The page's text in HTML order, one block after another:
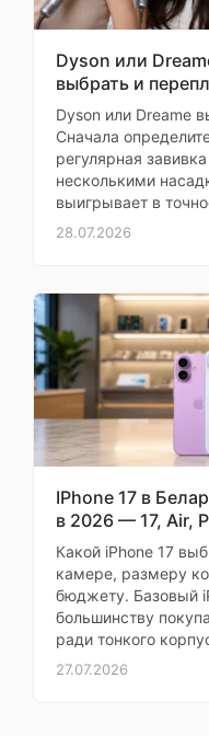
Самовывозе
заранее
Уведомления
Голосовой
помощник
Дистанционное
управление
Оплата часами
Дополнительные
функции
для
рада, что
подробно
Доставили
упаковка
— без
я
семьи.
Сначала
но
вызывают
кожа
без
целый
пожалел.
не
Dyson или
выбрать и
Dyson или Dreame
Сначала
регулярная
несколькими
выигрывает в
28.07.2026
IPhone 17 в
в 2026 — 17, Air,
Какой iPhone 17
камере, размеру
бюджету. Базовый
большинству
ради тонкого
27.07.2026